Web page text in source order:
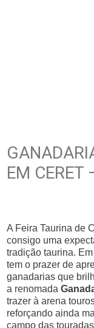
EM CERET
A Feira Taurina de
consigo uma
tradição taurina.
tem o prazer de
ganadarias que
a renomada
trazer à arena
reforçando ainda
campo das